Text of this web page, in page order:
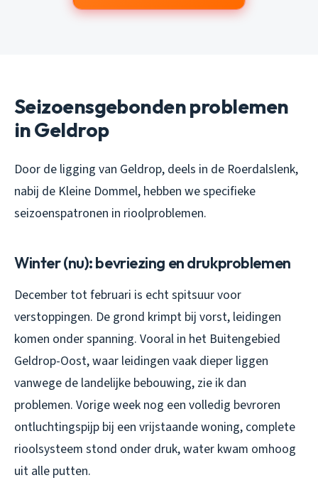
Seizoensgebonden problemen
in Geldrop
Door de ligging van Geldrop, deels in de Roerdalslenk,
nabij de Kleine Dommel, hebben we specifieke
seizoenspatronen in rioolproblemen.
Winter (nu): bevriezing en drukproblemen
December tot februari is echt spitsuur voor
verstoppingen. De grond krimpt bij vorst, leidingen
komen onder spanning. Vooral in het Buitengebied
Geldrop-Oost, waar leidingen vaak dieper liggen
vanwege de landelijke bebouwing, zie ik dan
problemen. Vorige week nog een volledig bevroren
ontluchtingspijp bij een vrijstaande woning, complete
rioolsysteem stond onder druk, water kwam omhoog
uit alle putten.